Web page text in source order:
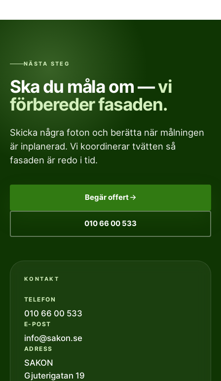
på rätt tvätt kan rädda en målning på tiotusentals
NÄSTA STEG
Ska du måla om —vi
förbereder fasaden.
Skicka några foton och berätta när målningen
är inplanerad. Vi koordinerar tvätten så
fasaden är redo i tid.
Begär offert
010 66 00 533
KONTAKT
TELEFON
010 66 00 533
E-POST
info@sakon.se
ADRESS
SAKON
Gjuterigatan 19